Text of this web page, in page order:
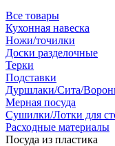
Все товары
Кухонная навеска
Ножи/точилки
Доски разделочные
Терки
Подставки
Дуршлаки/Сита/
Мерная посуда
Сушилки/Лотки для
Расходные материалы
Посуда из пластика